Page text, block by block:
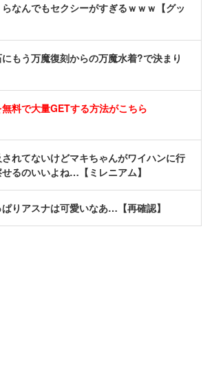
らなんでもセクシーがすぎるｗｗｗ【グッ
にもう万魔復刻からの万魔水着?で決まり
無料で大量GETする方法がこちら
されてないけどマキちゃんがワイハンに行
るのいいよね…【ミレニアム】
ぱりアスナは可愛いなあ…【再確認】